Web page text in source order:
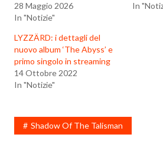
28 Maggio 2026
In "Notizie"
In
LYZZÄRD: i dettagli del
nuovo album ‘The Abyss’ e
primo singolo in streaming
14 Ottobre 2022
In "Notizie"
Shadow Of The Talisman